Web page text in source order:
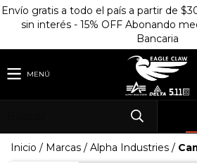
Envío gratis a todo el país a partir de
sin interés - 15% OFF Abonando
Bancaria
MENÚ
Inicio / Marcas / Alpha Industries /